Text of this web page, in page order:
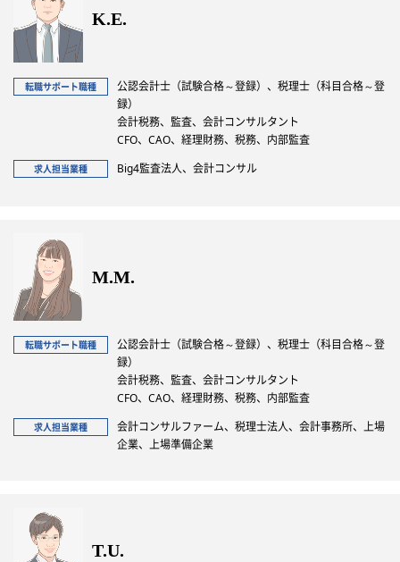
K.E.
転職サポート職種
公認会計士（試験合格～登録）、税理士（科目合格～登
録）
会計税務、監査、会計コンサルタント
CFO、CAO、経理財務、税務、内部監査
求人担当業種 Big4監査法人、会計コンサル
M.M.
転職サポート職種
公認会計士（試験合格～登録）、税理士（科目合格～登
録）
会計税務、監査、会計コンサルタント
CFO、CAO、経理財務、税務、内部監査
求人担当業種
会計コンサルファーム、税理士法人、会計事務所、上場
企業、上場準備企業
T.U.